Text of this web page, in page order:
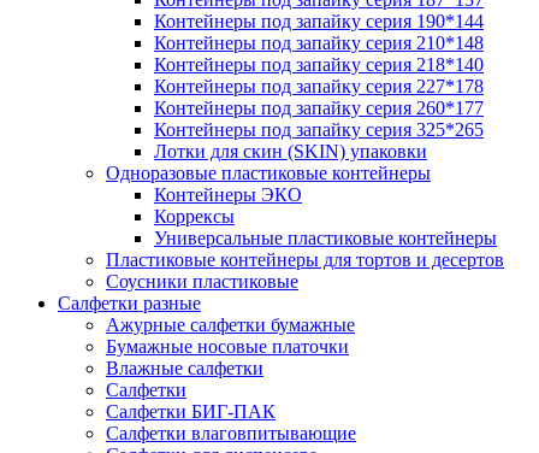
Контейнеры под запайку серия 190*144
Контейнеры под запайку серия 210*148
Контейнеры под запайку серия 218*140
Контейнеры под запайку серия 227*178
Контейнеры под запайку серия 260*177
Контейнеры под запайку серия 325*265
Лотки для скин (SKIN) упаковки
Одноразовые пластиковые контейнеры
Контейнеры ЭКО
Коррексы
Универсальные пластиковые контейнеры
Пластиковые контейнеры для тортов и десертов
Соусники пластиковые
Салфетки разные
Ажурные салфетки бумажные
Бумажные носовые платочки
Влажные салфетки
Салфетки
Салфетки БИГ-ПАК
Салфетки влаговпитывающие